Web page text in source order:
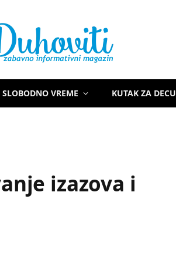
SLOBODNO VREME KUTAK ZA DECU
izazova i